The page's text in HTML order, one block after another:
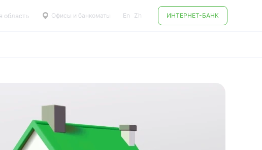
область Офисы и банкоматы En Zh ИНТЕРНЕТ-БАНК